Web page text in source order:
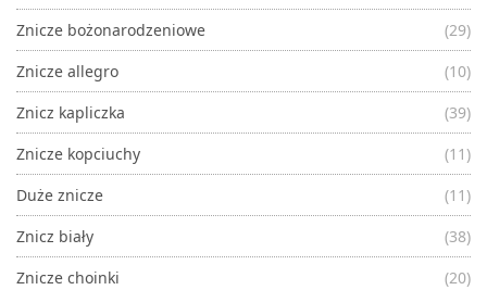
Znicze bożonarodzeniowe
(29)
Znicze allegro
(10)
Znicz kapliczka
(39)
Znicze kopciuchy
(11)
Duże znicze
(11)
Znicz biały
(38)
Znicze choinki
(20)